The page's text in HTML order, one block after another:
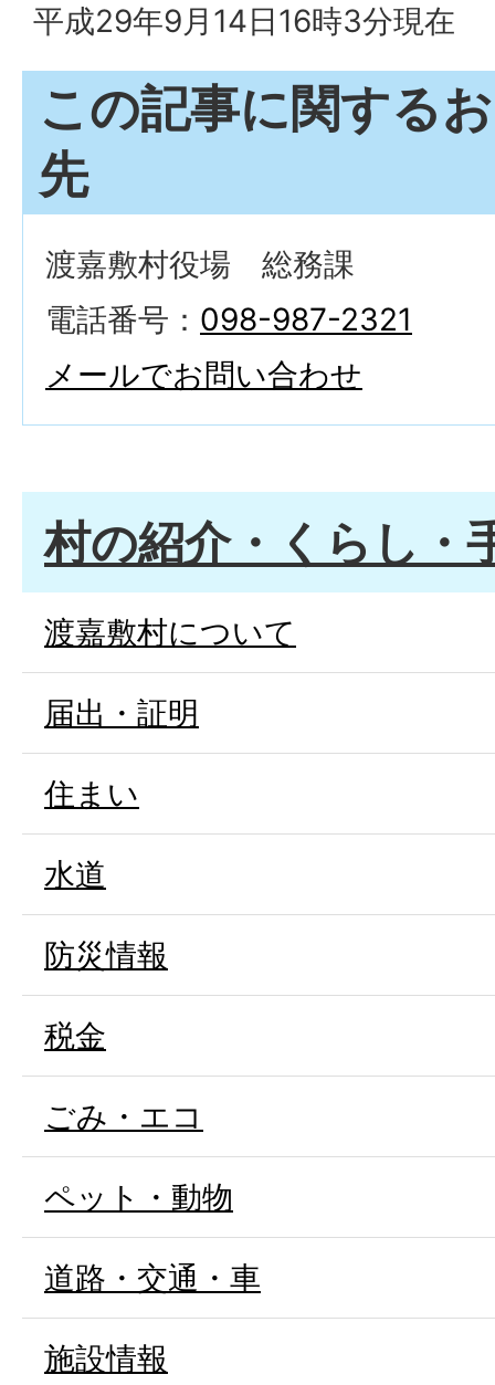
平成29年9月14日16時3分現在
この記事に関する
先
渡嘉敷村役場 総務課
電話番号： 098-987-2321
メールでお問い合わせ
村の紹介・くらし・
渡嘉敷村について
届出・証明
住まい
水道
防災情報
税金
ごみ・エコ
ペット・動物
道路・交通・車
施設情報